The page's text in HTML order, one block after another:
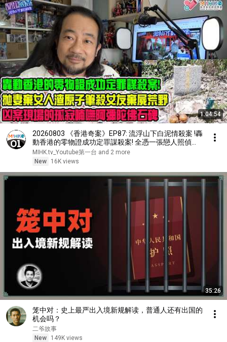
1:04:54
20260803 《香港奇案》EP87: 流浮山下白泥情殺案 !轟
動香港的零物證成功定罪謀殺案! 全憑一張戀人照偵破
姊弟戀情殺案！拋妻棄女佔有慾強人渣，原子筆殘殺女
友棄屍荒野！孤寂的喃嘸阿彌陀佛碑
MIHK.tv_Youtube第一台 and 2 more
New
16K views
35:26
笼中对：史上最严出入境新规解读，普通人还有出国的
机会吗？
二爷故事
New
149K views